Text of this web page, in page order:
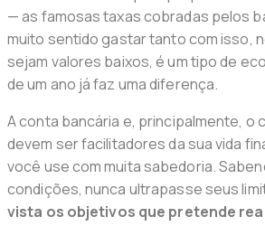
— as famosas taxas cobradas pelos
muito sentido gastar tanto com isso,
sejam valores baixos, é um tipo de
de um ano já faz uma diferença.
A conta bancária e, principalmente, o
devem ser facilitadores da sua vida
você use com muita sabedoria.
condições, nunca ultrapasse seus
vista os objetivos que pretende